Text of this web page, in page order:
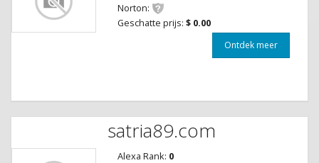
Norton:
Geschatte prijs: $ 0.00
Ontdek meer
satria89.com
Alexa Rank: 0